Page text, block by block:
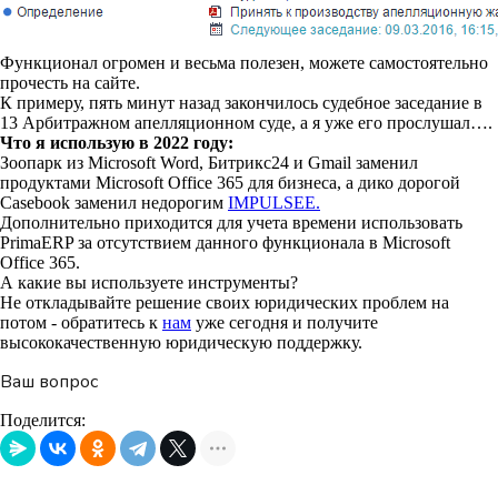
Функционал огромен и весьма полезен, можете самостоятельно
прочесть на сайте.
К примеру, пять минут назад закончилось судебное заседание в
13 Арбитражном апелляционном суде, а я уже его прослушал….
Что я использую в 2022 году:
Зоопарк из Microsoft Word, Битрикс24 и Gmail заменил
продуктами Microsoft Office 365 для бизнеса, а дико дорогой
Casebook заменил недорогим IMPULSEE.
Дополнительно приходится для учета времени использовать
PrimaERP за отсутствием данного функционала в Microsoft
Office 365.
А какие вы используете инструменты?
Не откладывайте решение своих юридических проблем на
потом - обратитесь к нам уже сегодня и получите
высококачественную юридическую поддержку.
Ваш вопрос
Поделится: